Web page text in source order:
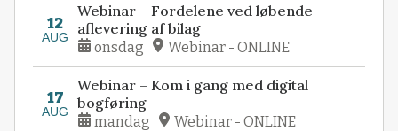
12
AUG
Webinar – Fordelene ved løbende
aflevering af bilag
onsdag Webinar - ONLINE
17
AUG
Webinar – Kom i gang med digital
bogføring
mandag Webinar - ONLINE